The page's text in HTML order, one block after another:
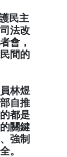
民主
法改
會，
間的
林煜
自推
都是
關鍵
強制
。